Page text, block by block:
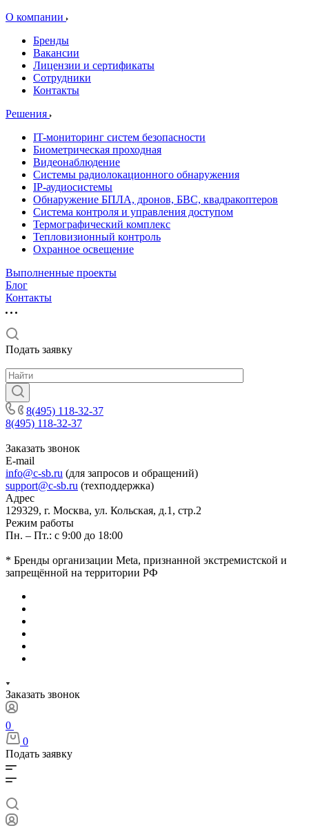
О компании
Бренды
Вакансии
Лицензии и сертификаты
Сотрудники
Контакты
Решения
IT-мониторинг систем безопасности
Биометрическая проходная
Видеонаблюдение
Системы радиолокационного обнаружения
IP-аудиосистемы
Обнаружение БПЛА, дронов, БВС, квадракоптеров
Система контроля и управления доступом
Термографический комплекс
Тепловизионный контроль
Охранное освещение
Выполненные проекты
Блог
Контакты
Подать заявку
8(495) 118-32-37
8(495) 118-32-37
Заказать звонок
E-mail
info@c-sb.ru (для запросов и обращений)
support@c-sb.ru (техподдержка)
Адрес
129329, г. Москва, ул. Кольская, д.1, стр.2
Режим работы
Пн. – Пт.: с 9:00 до 18:00
* Бренды организации Meta, признанной экстремистской и
запрещённой на территории РФ
Заказать звонок
0
0
Подать заявку